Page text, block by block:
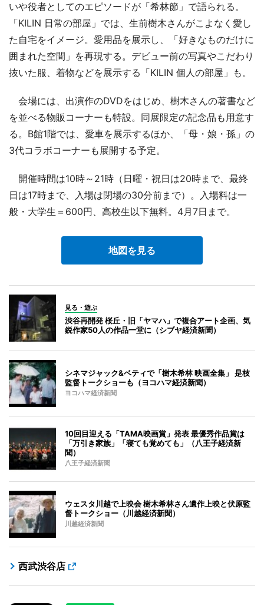
いや役者としてのエピソードが「希林節」で語られる。
「KILIN 日常の部屋」では、生前樹木さんがこよなく愛し
た自宅をイメージ。愛用品を展示し、「好きなものだけに
囲まれた空間」を再現する。デビュー前の写真やこだわり
抜いた服、着物などを展示する「KILIN 個人の部屋」も。
会場には、出演作のDVDをはじめ、樹木さんの著書など
を並べる物販コーナーも特設。同展限定の記念品も用意す
る。B館1階では、愛車を展示するほか、「母・娘・孫」の
3代コラボコーナーも展開する予定。
開催時間は10時～21時（日曜・祝日は20時まで、最終
日は17時まで、入場は閉場の30分前まで）。入場料は一
般・大学生＝600円、高校生以下無料。4月7日まで。
地図を見る
見る・遊ぶ
渋谷再開発 桜丘・旧「ヤマハ」で複合アート企画、気
鋭作家50人の作品一堂に（シブヤ経済新聞）
シネマジャック&ベティで「樹木希林 映画全集」 是枝
監督トークショーも（ヨコハマ経済新聞）
ヨコハマ経済新聞
10回目迎える「TAMA映画賞」発表 最優秀作品賞は
「万引き家族」「寝ても覚めても」（八王子経済新
聞）
八王子経済新聞
ウェスタ川越で上映会 樹木希林さん遺作上映と伏原監
督トークショー（川越経済新聞）
川越経済新聞
西武渋谷店